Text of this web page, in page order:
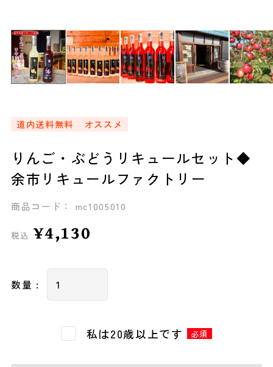
道内送料無料 オススメ
りんご・ぶどうリキュールセット◆
余市リキュールファクトリー
商品コード： mc1005010
税込 ¥4,130
数量 :
私は20歳以上です 必須